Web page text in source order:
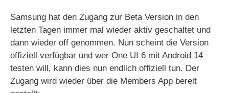
Samsung hat den Zugang zur Beta Version in den
letzten Tagen immer mal wieder aktiv geschaltet und
dann wieder off genommen. Nun scheint die Version
offiziell verfügbar und wer One UI 6 mit Android 14
testen will, kann dies nun endlich offiziell tun. Der
Zugang wird wieder über die Members App bereit